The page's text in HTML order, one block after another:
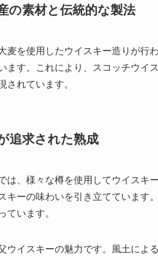
の素材と伝統的な製法
麦を使用したウイスキー造りが行
ます。これにより、スコッチウイ
されています。
追求された熟成
は、様々な樽を使用してウイスキ
キーの味わいを引き立てています
ています。
ウイスキーの魅力です。風土によ